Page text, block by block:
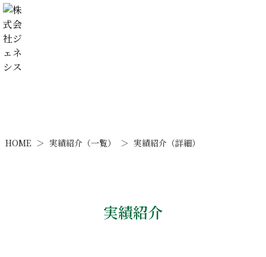
HOME ＞ 実績紹介（一覧） ＞ 実績紹介（詳細）
実績紹介